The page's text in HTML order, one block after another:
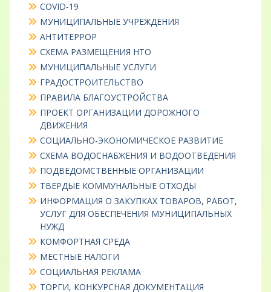
COVID-19
МУНИЦИПАЛЬНЫЕ УЧРЕЖДЕНИЯ
АНТИТЕРРОР
СХЕМА РАЗМЕЩЕНИЯ НТО
МУНИЦИПАЛЬНЫЕ УСЛУГИ
ГРАДОСТРОИТЕЛЬСТВО
ПРАВИЛА БЛАГОУСТРОЙСТВА
ПРОЕКТ ОРГАНИЗАЦИИ ДОРОЖНОГО
ДВИЖЕНИЯ
СОЦИАЛЬНО-ЭКОНОМИЧЕСКОЕ РАЗВИТИЕ
СХЕМА ВОДОСНАБЖЕНИЯ И ВОДООТВЕДЕНИЯ
ПОДВЕДОМСТВЕННЫЕ ОРГАНИЗАЦИИ
ТВЕРДЫЕ КОММУНАЛЬНЫЕ ОТХОДЫ
ИНФОРМАЦИЯ О ЗАКУПКАХ ТОВАРОВ, РАБОТ,
УСЛУГ ДЛЯ ОБЕСПЕЧЕНИЯ МУНИЦИПАЛЬНЫХ
НУЖД
КОМФОРТНАЯ СРЕДА
МЕСТНЫЕ НАЛОГИ
СОЦИАЛЬНАЯ РЕКЛАМА
ТОРГИ, КОНКУРСНАЯ ДОКУМЕНТАЦИЯ